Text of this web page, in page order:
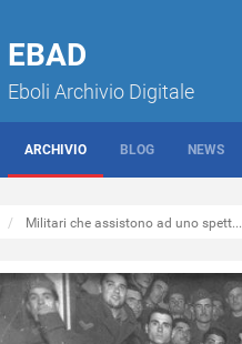
EBAD
Eboli Archivio Digitale
ARCHIVIO BLOG NEWS
Militari che assistono ad uno spett...